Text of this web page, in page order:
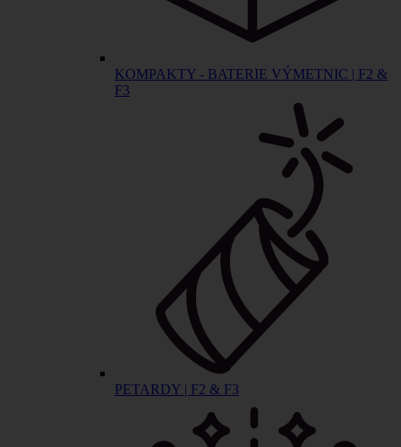
KOMPAKTY - BATERIE VÝMETNIC | F2 &
F3
PETARDY | F2 & F3